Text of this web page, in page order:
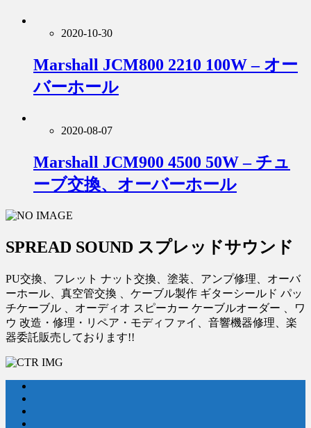
2020-10-30
Marshall JCM800 2210 100W – オー
バーホール
2020-08-07
Marshall JCM900 4500 50W – チュ
ーブ交換、オーバーホール
SPREAD SOUND スプレッドサウンド
PU交換、フレット ナット交換、塗装、アンプ修理、オーバ
ーホール、真空管交換 、ケーブル製作 ギターシールド パッ
チケーブル 、オーディオ スピーカー ケーブルオーダー 、ワ
ウ 改造・修理・リペア・モディファイ、音響機器修理、楽
器委託販売しております!!